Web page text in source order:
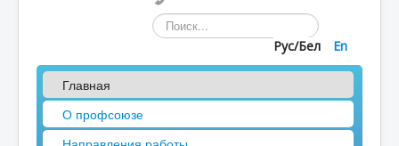
Искать...
Рус/Бел En
Главная
О профсоюзе